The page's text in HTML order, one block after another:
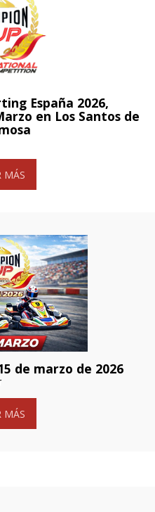
España 2026,
en Los Santos de
MÁS
de marzo de 2026
MÁS